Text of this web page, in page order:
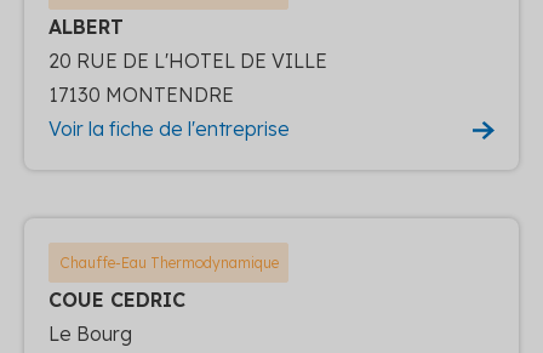
ALBERT
20 RUE DE L'HOTEL DE VILLE
17130 MONTENDRE
Voir la fiche de l'entreprise
Chauffe-Eau Thermodynamique
COUE CEDRIC
Le Bourg